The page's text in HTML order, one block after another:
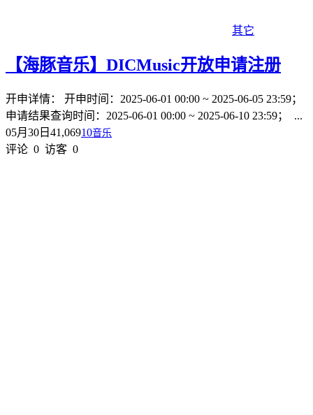
其它
【海豚音乐】DICMusic开放申请注册
开申详情： 开申时间：2025-06-01 00:00 ~ 2025-06-05 23:59；
申请结果查询时间：2025-06-01 00:00 ~ 2025-06-10 23:59； ...
05月30日 41,06910音乐
评论 0 访客 0